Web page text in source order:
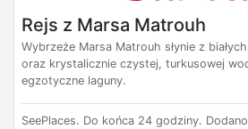
Rejs z Marsa Matrouh
Wybrzeże Marsa Matrouh słynie z
oraz krystalicznie czystej, turkusowej
egzotyczne laguny.
SeePlaces. Do końca 24 godziny.